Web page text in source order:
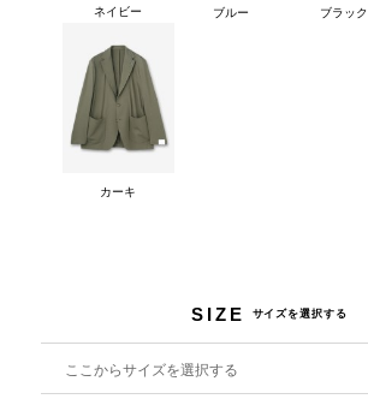
ネイビー ブルー ブラック
カーキ
SIZE サイズを選択する
ここからサイズを選択する